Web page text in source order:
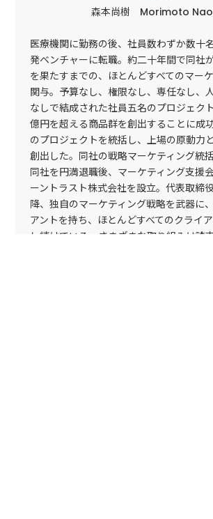
森本尚樹 Morimoto
医療機関に勤務の後、社員数わずか数十
発ベンチャーに転職。約二十年間で同社
を果たすまでの、ほとんどすべてのマー
関与。予算なし、権限なし、専任なし、
なしで結成された社員五名のプロジェク
億円を超える商品群を創出することに成
のプロジェクトを統括し、上場の原動力
創出した。同社の戦略マーケティング統括
同社を円満退職後、マーケティング支援
ーントラスト株式会社を設立。代表取締
降、独自のマーケティング戦略を武器に
アントを持ち、ほとんどすべてのクライ
し続けている。さまざまな取り組みは読